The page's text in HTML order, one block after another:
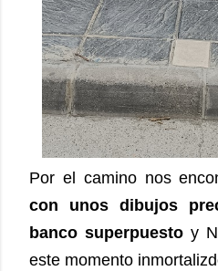
Por el camino nos
con unos dibujos
banco superpuestoy
este momento